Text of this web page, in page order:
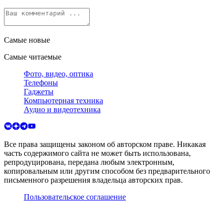
Самые новые
Самые читаемые
Фото, видео, оптика
Телефоны
Гаджеты
Компьютерная техника
Аудио и видеотехника
Все права защищены законом об авторском праве. Никакая
часть содержимого сайта не может быть использована,
репродуцирована, передана любым электронным,
копировальным или другим способом без предварительного
письменного разрешения владельца авторских прав.
Пользовательское соглашение